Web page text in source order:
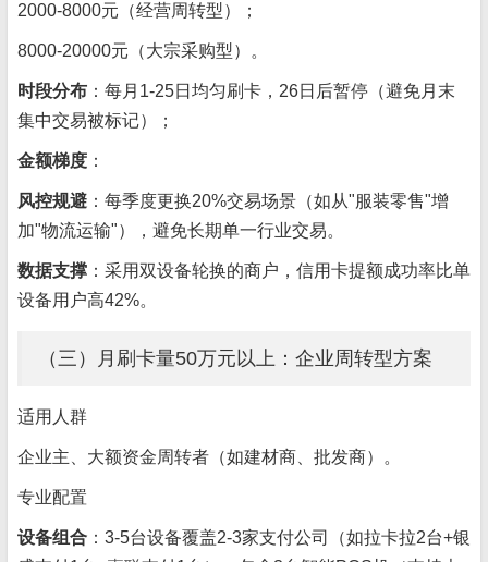
2000-8000元（经营周转型）；
8000-20000元（大宗采购型）。
时段分布 ：每月1-25日均匀刷卡，26日后暂停（避免月末
集中交易被标记）；
金额梯度 ：
风控规避 ：每季度更换20%交易场景（如从"服装零售"增
加"物流运输"），避免长期单一行业交易。
数据支撑 ：采用双设备轮换的商户，信用卡提额成功率比单
设备用户高42%。
（三）月刷卡量50万元以上：企业周转型方案
适用人群
企业主、大额资金周转者（如建材商、批发商）。
专业配置
设备组合 ：3-5台设备覆盖2-3家支付公司（如拉卡拉2台+银